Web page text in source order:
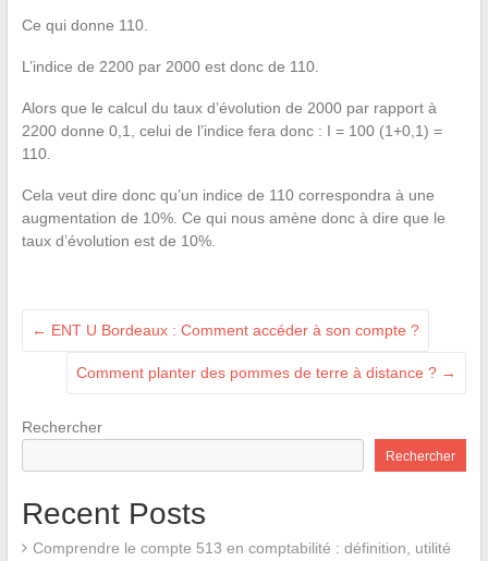
Ce qui donne 110.
L’indice de 2200 par 2000 est donc de 110.
Alors que le calcul du taux d’évolution de 2000 par rapport à
2200 donne 0,1, celui de l’indice fera donc : I = 100 (1+0,1) =
110.
Cela veut dire donc qu’un indice de 110 correspondra à une
augmentation de 10%. Ce qui nous amène donc à dire que le
taux d’évolution est de 10%.
← ENT U Bordeaux : Comment accéder à son compte ?
Comment planter des pommes de terre à distance ? →
Rechercher
Rechercher
Recent Posts
Comprendre le compte 513 en comptabilité : définition, utilité